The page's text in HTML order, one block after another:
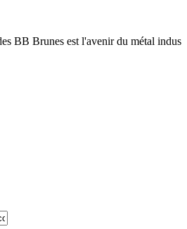
BB Brunes est l'avenir du métal indus